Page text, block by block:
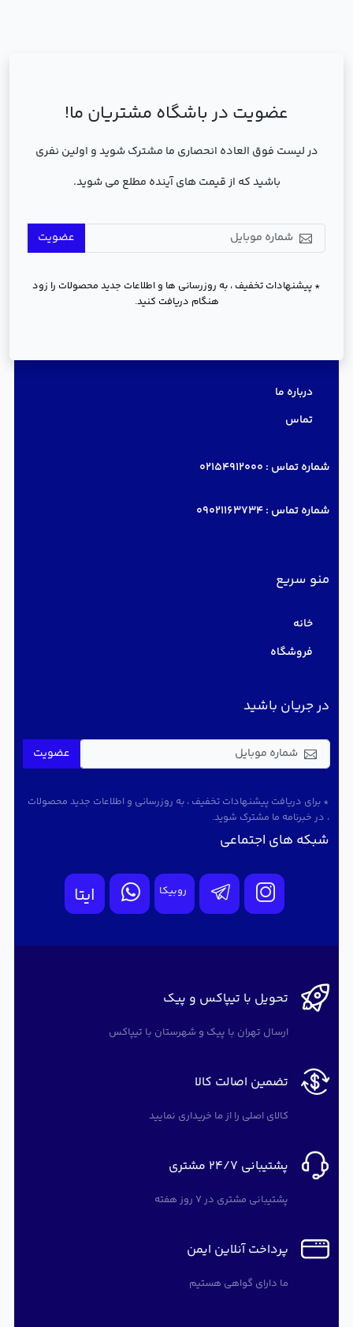
عضویت در باشگاه مشتریان ما!
در لیست فوق العاده انحصاری ما مشترک شوید و اولین نفری
باشید که از قیمت های آینده مطلع می شوید.
عضویت
* پیشنهادات تخفیف ، به روزرسانی ها و اطلاعات جدید محصولات را زود
هنگام دریافت کنید.
درباره ما
تماس
شماره تماس : 02154912000
شماره تماس :09021163734
منو سریع
خانه
فروشگاه
در جریان باشید
عضویت
* برای دریافت پیشنهادات تخفیف ، به روزرسانی و اطلاعات جدید محصولات
، در خبرنامه ما مشترک شوید.
شبکه های اجتماعی
روبیکا ایتا
تحویل با تیپاکس و پیک
ارسال تهران با پیک و شهرستان با تیپاکس
تضمین اصالت کالا
کالای اصلی را از ما خریداری نمایید
پشتیبانی 24/7 مشتری
پشتیبانی مشتری در 7 روز هفته
پرداخت آنلاین ایمن
ما دارای گواهی هستیم